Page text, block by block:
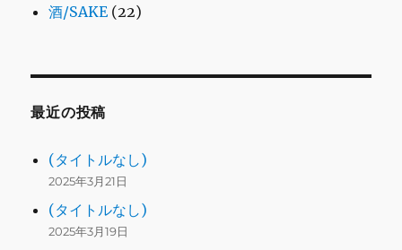
酒/SAKE (22)
最近の投稿
(タイトルなし)
2025年3月21日
(タイトルなし)
2025年3月19日